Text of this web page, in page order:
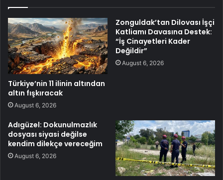
Türkiye’nin 11 ilinin altından
altın fışkıracak
August 6, 2026
Zonguldak’tan Dilovası İşçi
Katliamı Davasına Destek:
“İş Cinayetleri Kader
Değildir”
August 6, 2026
Adıgüzel: Dokunulmazlık
dosyası siyasi değilse
kendim dilekçe vereceğim
August 6, 2026